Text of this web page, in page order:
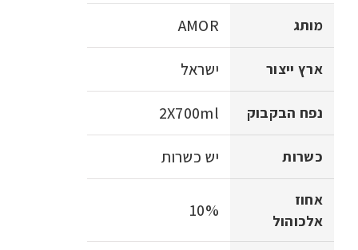
מותג AMOR
ארץ ייצור ישראל
נפח הבקבוק 2X700ml
כשרות יש כשרות
אחוז
אלכוהול
10%